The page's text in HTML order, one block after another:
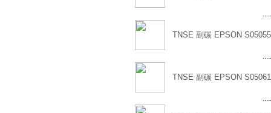
TNSE 副碳 EPSON
TNSE 副碳 EPSON